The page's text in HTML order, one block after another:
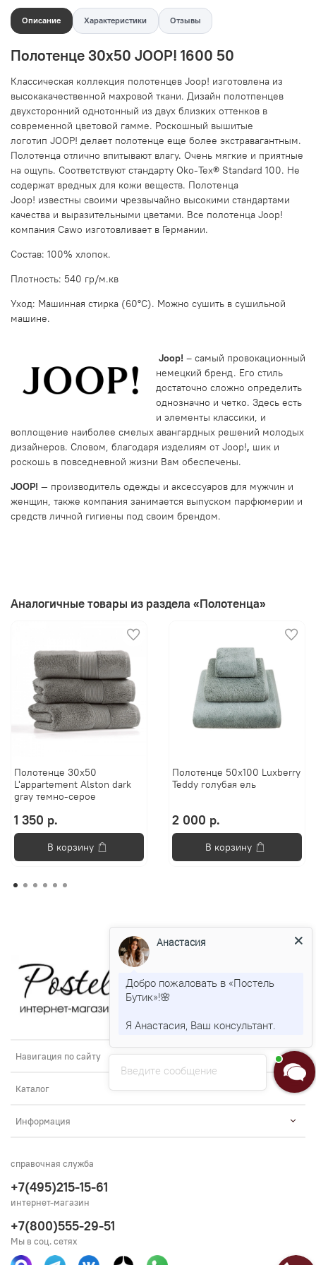
Описание Характеристики Отзывы
Полотенце 30х50 JOOP! 1600 50
Классическая коллекция полотенцев Joop! изготовлена из
высокакачественной махровой ткани. Дизайн полотпенцев
двухсторонний однотонный из двух близких оттенков в
современной цветовой гамме. Роскошный вышитые
логотип JOOP! делает полотенце еще более экстравагантным.
Полотенца отлично впитывают влагу. Очень мягкие и приятные
на ощупь. Соответствуют стандарту Oko-Tex® Standard 100. Не
содержат вредных для кожи веществ. Полотенца
Joop! известны своими чрезвычайно высокими стандартами
качества и выразительными цветами. Все полотенца Joop!
компания Cawo изготовливает в Германии.
Состав: 100% хлопок.
Плотность: 540 гр/м.кв
Уход: Машинная стирка (60°C). Можно сушить в сушильной
машине.
Joop! – самый провокационный
немецкий бренд. Его стиль
достаточно сложно определить
однозначно и четко. Здесь есть
и элементы классики, и
воплощение наиболее смелых авангардных решений молодых
дизайнеров. Словом, благодаря изделиям от Joop!, шик и
роскошь в повседневной жизни Вам обеспечены.
JOOP! — производитель одежды и аксессуаров для мужчин и
женщин, также компания занимается выпуском парфюмерии и
средств личной гигиены под своим брендом.
Аналогичные товары из раздела «Полотенца»
Полотенце 30х50
L'appartement Alston dark
gray темно-серое
1 350 р.
В корзину
Полотенце 50х100 Luxberry
Teddy голубая ель
2 000 р.
В корзину
Навигация по сайту
Каталог
Информация
справочная служба
+7(495)215-15-61
интернет-магазин
+7(800)555-29-51
Мы в соц. сетях
Введите сообщение
Анастасия
Добро пожаловать в «Постель
Бутик»!🌸
Я Анастасия, Ваш консультант.